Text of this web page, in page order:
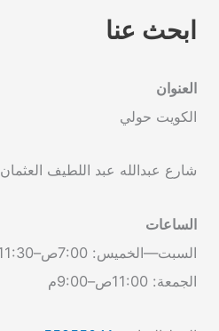
ابحث عنا
العنوان
الكويت حولي
شارع عبدالله عبد اللطيف العثمان
الساعات
السبت—الخميس: 7:00ص–11:30م
الجمعة: 11:00ص–9:00م